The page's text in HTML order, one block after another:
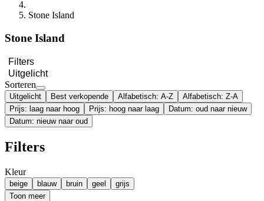
Stone Island
Stone Island
Filters
Uitgelicht
Sorteren
Uitgelicht Best verkopende Alfabetisch: A-Z
Alfabetisch: Z-A
Prijs: laag naar hoog
Prijs: hoog naar laag
Datum: oud naar nieuw
Datum: nieuw naar oud
Filters
Kleur
beige blauw bruin geel
grijs
Toon meer